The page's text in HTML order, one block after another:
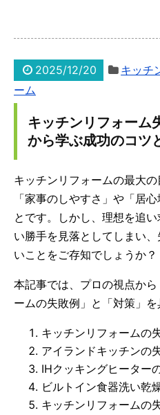
2025/12/20 キッチ
ーム
キッチンリフォーム
から学ぶ成功のコツ
キッチンリフォームの最大
「家事のしやすさ」や「居
とです。しかし、理想を追
い勝手を見落としてしまい
いことをご存知でしょうか？
本記事では、プロの視点か
ームの失敗例」と「対策」を
キッチンリフォームの
アイランドキッチンの
IHクッキングヒーター
ビルトイン食器洗い乾
キッチンリフォームの